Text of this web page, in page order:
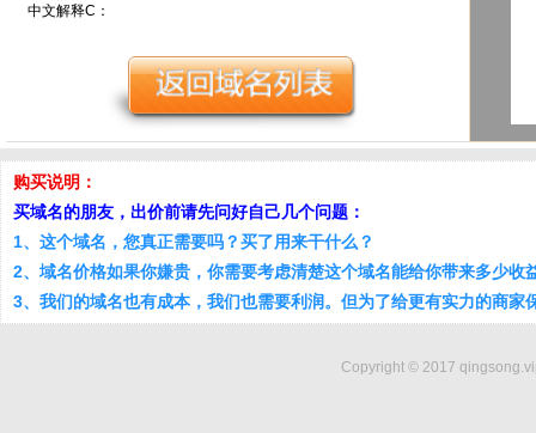
中文解释C：
购买说明：
买域名的朋友，出价前请先问好自己几个问题：
1、这个域名，您真正需要吗？买了用来干什么？
2、域名价格如果你嫌贵，你需要考虑清楚这个域名能给你带来多少收
3、我们的域名也有成本，我们也需要利润。但为了给更有实力的商家
Copyright © 2017